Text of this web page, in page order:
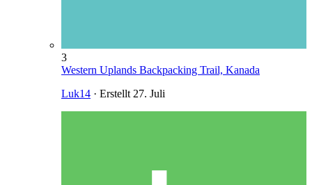
3
Western Uplands Backpacking Trail, Kanada
Luk14 · Erstellt 27. Juli